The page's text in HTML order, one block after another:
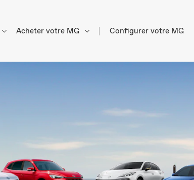
Acheter votre MG Configurer votre MG